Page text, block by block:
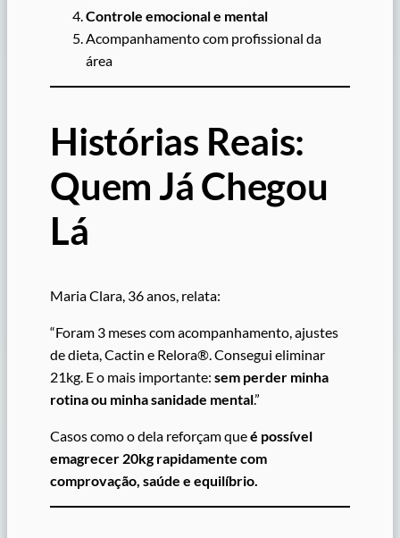
Controle emocional e mental
Acompanhamento com profissional da
área
Histórias Reais:
Quem Já Chegou
Lá
Maria Clara, 36 anos, relata:
“Foram 3 meses com acompanhamento, ajustes
de dieta, Cactin e Relora®. Consegui eliminar
21kg. E o mais importante: sem perder minha
rotina ou minha sanidade mental.”
Casos como o dela reforçam queé possível
emagrecer 20kg rapidamente com
comprovação, saúde e equilíbrio.